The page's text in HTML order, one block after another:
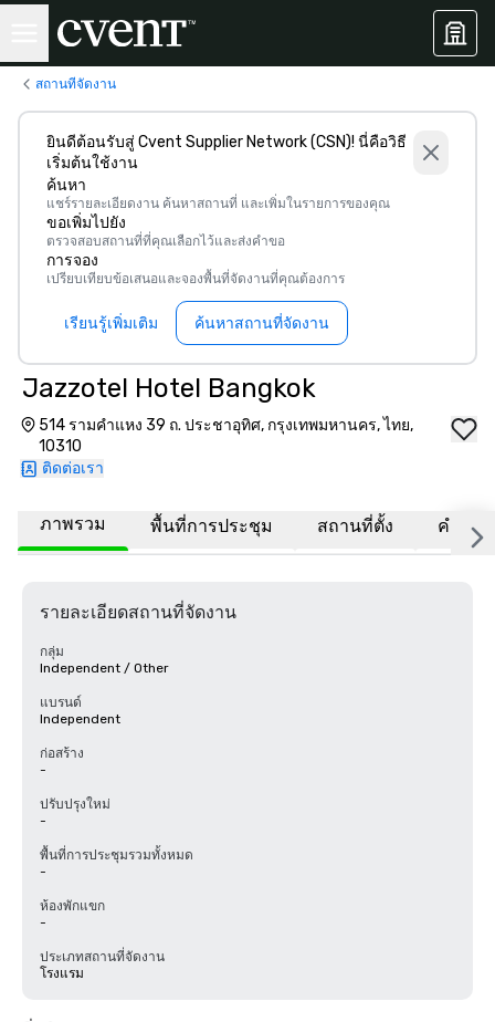
สถานที่จัดงาน
ยินดีต้อนรับสู่ Cvent Supplier Network (CSN)! นี่คือวิธี
เริ่มต้นใช้งาน
ค้นหา
แชร์รายละเอียดงาน ค้นหาสถานที่ และเพิ่มในรายการของคุณ
ขอเพิ่มไปยัง
ตรวจสอบสถานที่ที่คุณเลือกไว้และส่งคำขอ
การจอง
เปรียบเทียบข้อเสนอและจองพื้นที่จัดงานที่คุณต้องการ
เรียนรู้เพิ่มเติม ค้นหาสถานที่จัดงาน
Jazzotel Hotel Bangkok
514 รามคำแหง 39 ถ. ประชาอุทิศ, กรุงเทพมหานคร, ไทย,
10310
ติดต่อเรา
ภาพรวม พื้นที่การประชุม สถานที่ตั้ง คำถา
รายละเอียดสถานที่จัดงาน
กลุ่ม
Independent / Other
แบรนด์
Independent
ก่อสร้าง
-
ปรับปรุงใหม่
-
พื้นที่การประชุมรวมทั้งหมด
-
ห้องพักแขก
-
ประเภทสถานที่จัดงาน
โรงแรม